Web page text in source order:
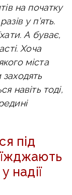
на початку
у п’ять.
А буває,
Хоча
міста
навіть тоді,
під
надії